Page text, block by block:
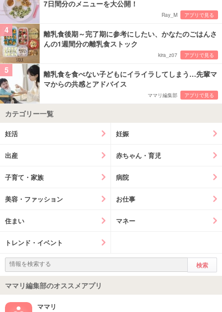
7日間分のメニューを大公開！
Ray_M アプリで見る
4
離乳食後期～完了期に参考にしたい、かなたのごはんさ
んの1週間分の離乳食ストック
kira_z07 アプリで見る
5
離乳食を食べない子どもにイライラしてしまう…先輩マ
マからの共感とアドバイス
ママリ編集部 アプリで見る
カテゴリー一覧
妊活 妊娠
出産 赤ちゃん・育児
子育て・家族 病院
美容・ファッション お仕事
住まい マネー
トレンド・イベント
ママリ編集部のオススメアプリ
ママリ